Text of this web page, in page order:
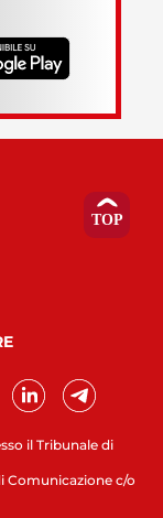
il Tribunale di
Comunicazione c/o